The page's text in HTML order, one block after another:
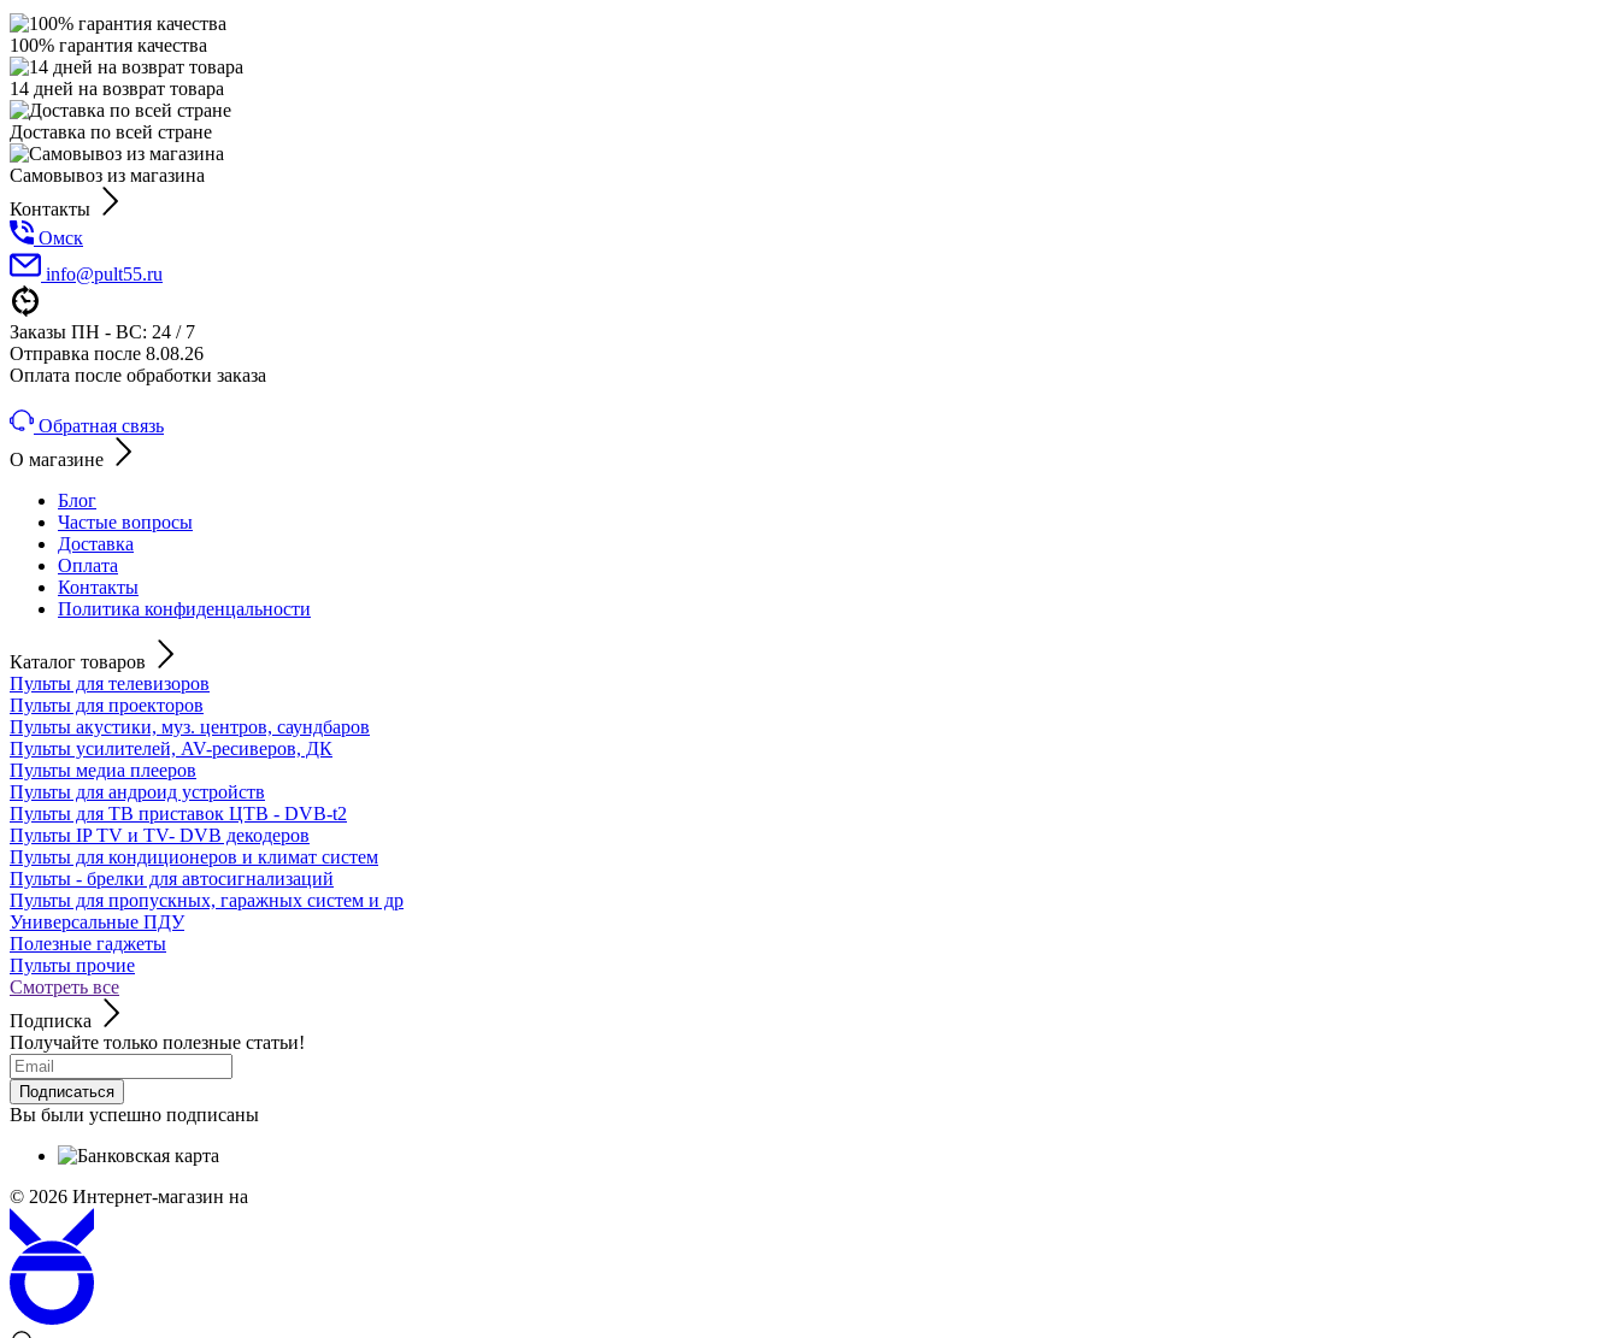
100% гарантия качества
14 дней на возврат товара
Доставка по всей стране
Самовывоз из магазина
Контакты
Омск
info@pult55.ru
Заказы ПН - ВС: 24 / 7
Отправка после 8.08.26
Оплата после обработки заказа
Обратная связь
О магазине
Блог
Частые вопросы
Доставка
Оплата
Контакты
Политика конфиденцальности
Каталог товаров
Пульты для телевизоров
Пульты для проекторов
Пульты акустики, муз. центров, саундбаров
Пульты усилителей, AV-ресиверов, ДК
Пульты медиа плееров
Пульты для андроид устройств
Пульты для ТВ приставок ЦТВ - DVB-t2
Пульты IP TV и TV- DVB декодеров
Пульты для кондиционеров и климат систем
Пульты - брелки для автосигнализаций
Пульты для пропускных, гаражных систем и др
Универсальные ПДУ
Полезные гаджеты
Пульты прочие
Смотреть все
Подписка
Получайте только полезные статьи!
Подписаться
Вы были успешно подписаны
© 2026 Интернет-магазин на